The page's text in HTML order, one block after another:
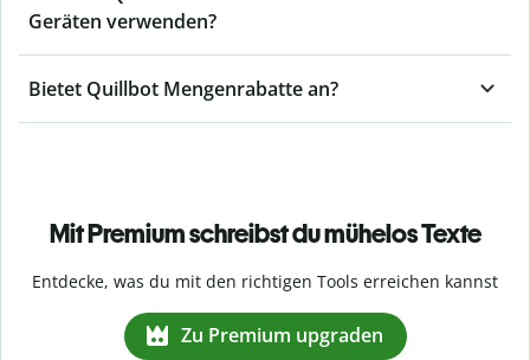
Geräten verwenden?
Bietet Quillbot Mengenrabatte an?
Mit Premium schreibst du mühelos Texte
Entdecke, was du mit den richtigen Tools erreichen kannst
Zu Premium upgraden